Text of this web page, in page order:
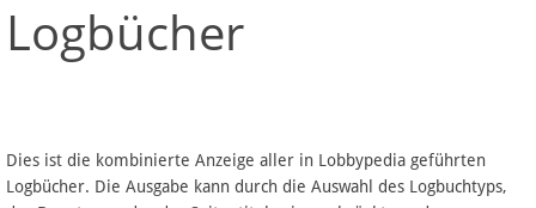
Über Lobbypedia
Artikel nach Kategorien
Logbücher
Dies ist die kombinierte Anzeige aller in Lobbypedia geführten
Logbücher. Die Ausgabe kann durch die Auswahl des Logbuchtyps,